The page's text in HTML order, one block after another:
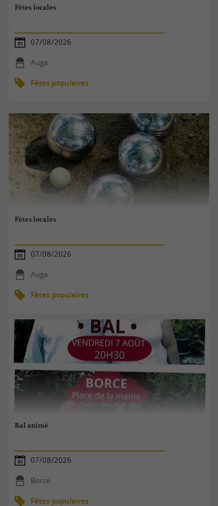
Fêtes locales
07/08/2026
Auga
Fêtes populaires
Fêtes locales
07/08/2026
Auga
Fêtes populaires
Bal animé
07/08/2026
Borce
Fêtes populaires